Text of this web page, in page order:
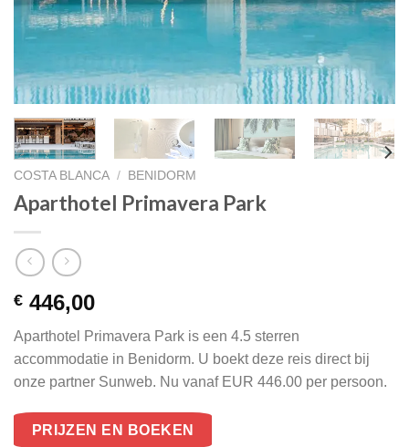
COSTA BLANCA / BENIDORM
Aparthotel Primavera Park
€ 446,00
Aparthotel Primavera Park is een 4.5 sterren
accommodatie in Benidorm. U boekt deze reis direct bij
onze partner Sunweb. Nu vanaf EUR 446.00 per persoon.
PRIJZEN EN BOEKEN